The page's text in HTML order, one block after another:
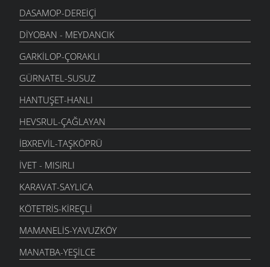
DASAMOP-DEREIÇI
DIYOBAN - MEYDANCIK
GARKILOP-ÇORAKLI
GÜRNATEL-SUSUZ
HANTUŞET-HANLI
HEVSRUL-ÇAĞLAYAN
İBXREVIL-TAŞKÖPRÜ
İVET - MISIRLI
KARAVAT-SAYLICA
KÖTETRIS-KIREÇLI
MAMANELIS-YAVUZKÖY
MANATBA-YEŞILCE